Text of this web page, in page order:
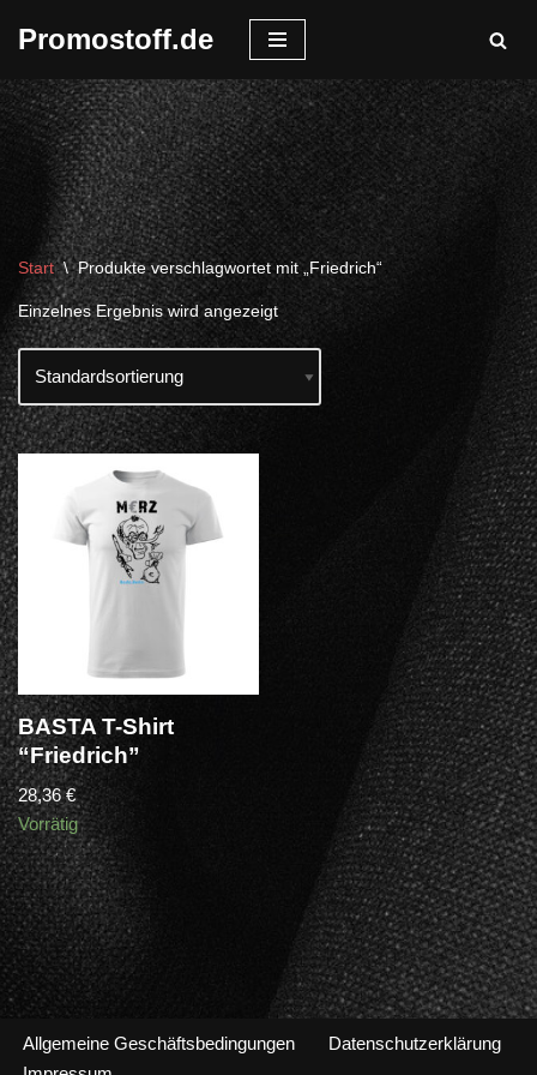
Inhalt
springen
Promostoff.de
Start \ Produkte verschlagwortet mit „Friedrich“
Einzelnes Ergebnis wird angezeigt
BASTA T-Shirt
“Friedrich”
28,36€
Vorrätig
Allgemeine Geschäftsbedingungen
Datenschutzerklärung